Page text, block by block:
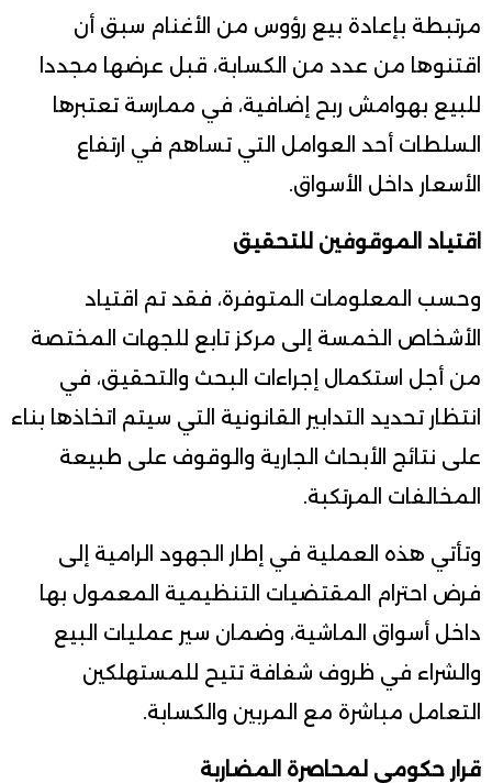
مرتبطة بإعادة بيع رؤوس من الأغنام سبق أن
اقتنوها من عدد من الكسابة، قبل عرضها مجددا
للبيع بهوامش ربح إضافية، في ممارسة تعتبرها
السلطات أحد العوامل التي تساهم في ارتفاع
الأسعار داخل الأسواق.
اقتياد الموقوفين للتحقيق
وحسب المعلومات المتوفرة، فقد تم اقتياد
الأشخاص الخمسة إلى مركز تابع للجهات المختصة
من أجل استكمال إجراءات البحث والتحقيق، في
انتظار تحديد التدابير القانونية التي سيتم اتخاذها بناء
على نتائج الأبحاث الجارية والوقوف على طبيعة
المخالفات المرتكبة.
وتأتي هذه العملية في إطار الجهود الرامية إلى
فرض احترام المقتضيات التنظيمية المعمول بها
داخل أسواق الماشية، وضمان سير عمليات البيع
والشراء في ظروف شفافة تتيح للمستهلكين
التعامل مباشرة مع المربين والكسابة.
قرار حكومي لمحاصرة المضاربة